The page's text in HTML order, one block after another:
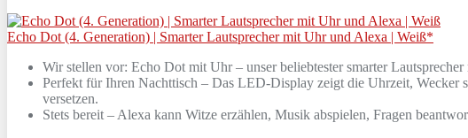
Echo Dot (4. Generation) | Smarter Lautsprecher mit Uhr und Alexa | Weiß*
Wir stellen vor: Echo Dot mit Uhr – unser beliebtester smarter
Perfekt für Ihren Nachttisch – Das LED-Display zeigt die Uhrzeit, Wecker
versetzen.
Stets bereit – Alexa kann Witze erzählen, Musik abspielen, Fragen